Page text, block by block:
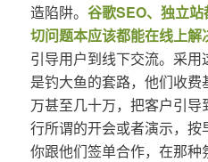
造陷阱。 谷歌SEO、独立
切问题本应该都能在线上解
引导用户到线下交流。采
是钓大鱼的套路，他们收
万甚至几十万，把客户引
行所谓的开会或者演示，
你跟他们签单合作，在那